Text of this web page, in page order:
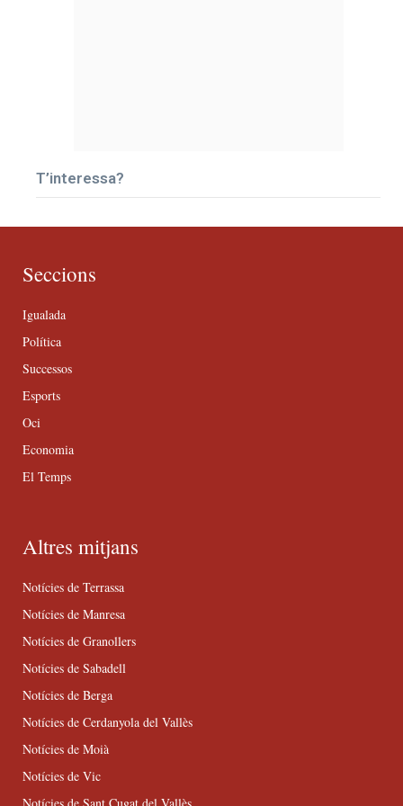
T’interessa?
Seccions
Igualada
Política
Successos
Esports
Oci
Economia
El Temps
Altres mitjans
Notícies de Terrassa
Notícies de Manresa
Notícies de Granollers
Notícies de Sabadell
Notícies de Berga
Notícies de Cerdanyola del Vallès
Notícies de Moià
Notícies de Vic